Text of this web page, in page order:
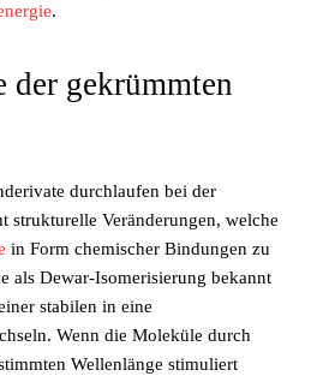
.
der gekrümmten
durchlaufen bei der
strukturelle Veränderungen, welche
in Form chemischer Bindungen zu
als Dewar-Isomerisierung bekannt
stabilen in eine
Wenn die Moleküle durch
Wellenlänge stimuliert